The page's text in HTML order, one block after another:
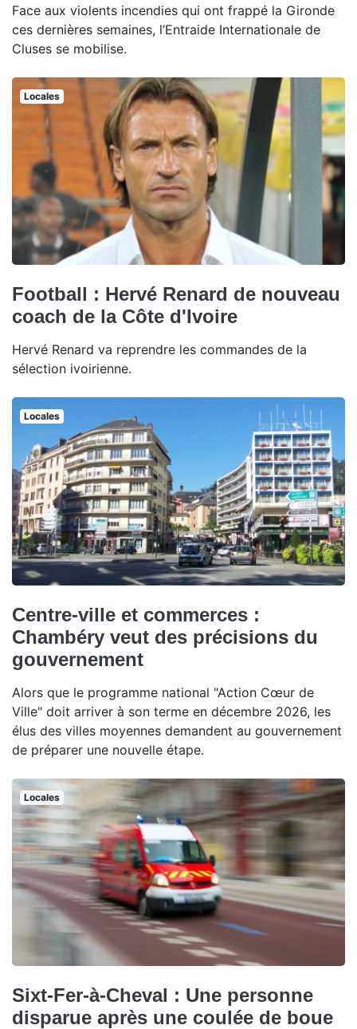
Face aux violents incendies qui ont frappé la Gironde
ces dernières semaines, l’Entraide Internationale de
Cluses se mobilise.
Locales
Football : Hervé Renard de nouveau
coach de la Côte d'Ivoire
Hervé Renard va reprendre les commandes de la
sélection ivoirienne.
Locales
Centre-ville et commerces :
Chambéry veut des précisions du
gouvernement
Alors que le programme national "Action Cœur de
Ville" doit arriver à son terme en décembre 2026, les
élus des villes moyennes demandent au gouvernement
de préparer une nouvelle étape.
Locales
Sixt-Fer-à-Cheval : Une personne
disparue après une coulée de boue